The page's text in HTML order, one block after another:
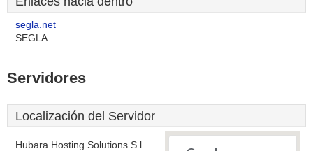
segla.net
SEGLA
Servidores
Localización del Servidor
Hubara Hosting Solutions S.l.